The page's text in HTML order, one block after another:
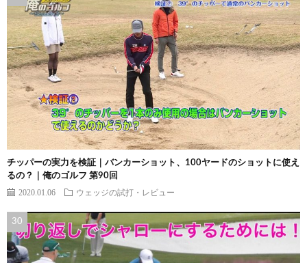
チッパーの実力を検証｜バンカーショット、100ヤードのショットに使え
るの？｜俺のゴルフ 第90回
2020.01.06 ウェッジの試打・レビュー